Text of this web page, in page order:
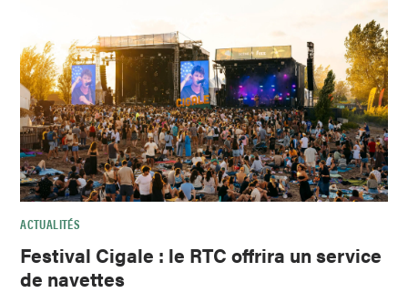
ACTUALITÉS
Festival Cigale : le RTC offrira un service
de navettes